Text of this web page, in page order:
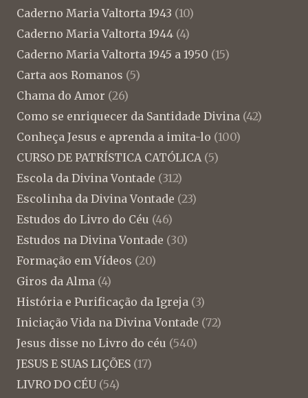
Caderno Maria Valtorta 1943 (10)
Caderno Maria Valtorta 1944 (4)
Caderno Maria Valtorta 1945 a 1950 (15)
Carta aos Romanos (5)
Chama do Amor (26)
Como se enriquecer da Santidade Divina (42)
Conheça Jesus e aprenda a imita-lo (100)
CURSO DE PATRÍSTICA CATÓLICA (5)
Escola da Divina Vontade (312)
Escolinha da Divina Vontade (23)
Estudos do Livro do Céu (46)
Estudos na Divina Vontade (30)
Formação em Vídeos (20)
Giros da Alma (4)
História e Purificação da Igreja (3)
Iniciação Vida na Divina Vontade (72)
Jesus disse no Livro do céu (540)
JESUS E SUAS LIÇÕES (17)
LIVRO DO CÉU (54)